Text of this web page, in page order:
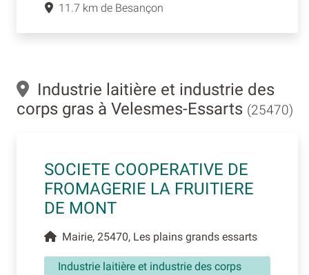
11.7 km de Besançon
Industrie laitière et industrie des
corps gras à Velesmes-Essarts (25470)
SOCIETE COOPERATIVE DE
FROMAGERIE LA FRUITIERE
DE MONT
Mairie, 25470, Les plains grands essarts
Industrie laitière et industrie des corps